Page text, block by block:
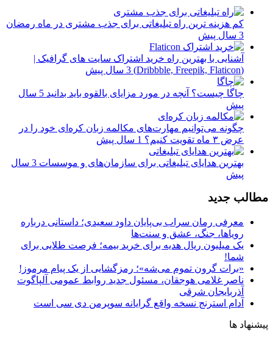
کم هزینه ترین راه تبلیغاتی برای جذب مشتری در ماه رمضان
3 سال پیش
آشنایی با بهترین راه خرید اشتراک سایت های گرافیک |
(Dribbble, Freepik, Flaticon)
3 سال پیش
چاگا چیست؟ آنچه در مورد مزایای بالقوه باید بدانید
5 سال
پیش
چگونه می‌توانیم مهارت‌های مکالمه زبان کره‌ای خود را در
عرض ۳ ماه تقویت کنیم؟
1 سال پیش
بهترین هدایای تبلیغاتی برای سازمان‌های و موسسات
3 سال
پیش
مطالب جدید
معرفی رمان سراب بی‌پایان داود سعیدی؛ داستانی درباره
رویاها، جنگ، عشق و سنت‌ها
یک میلیون ریال هدیه برای خرید بیمه؛ فرصت طلایی برای
شما!
«برات گرون تموم می‌شه»؛ رمزگشایی از یک پیام مرموز!
ناصر غلامی هوجقان، مسئول جدید روابط عمومی آلپاگوت
آذربایجان شرقی
آدام استرنج نسخه واقع گرایانه سوپرمن دی سی است
پیشنهاد ها